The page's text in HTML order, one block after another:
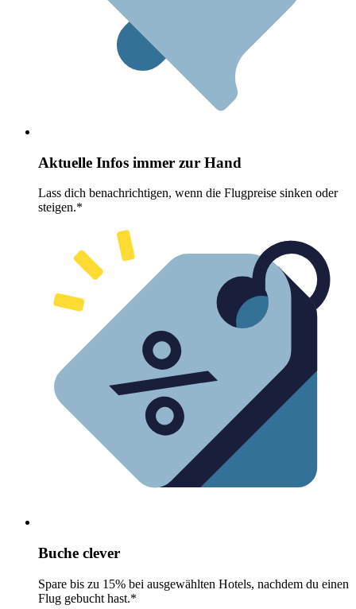
Aktuelle Infos immer zur Hand
Lass dich benachrichtigen, wenn die Flugpreise sinken oder
steigen.*
Buche clever
Spare bis zu 15% bei ausgewählten Hotels, nachdem du einen
Flug gebucht hast.*